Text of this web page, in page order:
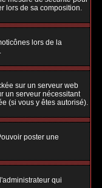
lors de sa composition.
lors de la
sur un serveur web
un serveur nécessitant
(si vous y êtes autorisé).
poster une
qui